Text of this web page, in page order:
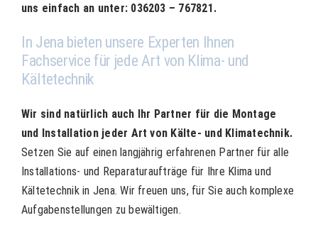
uns einfach an unter: 036203 – 767821.
In Jena bieten unsere Experten Ihnen
Fachservice für jede Art von Klima- und
Kältetechnik
Wir sind natürlich auch Ihr Partner für die Montage
und Installation jeder Art von Kälte- und Klimatechnik.
Setzen Sie auf einen langjährig erfahrenen Partner für alle
Installations- und Reparaturaufträge für Ihre Klima und
Kältetechnik in Jena. Wir freuen uns, für Sie auch komplexe
Aufgabenstellungen zu bewältigen.